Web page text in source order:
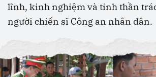
lĩnh, kinh nghiệm và tinh thần
người chiến sĩ Công an nhân dân.